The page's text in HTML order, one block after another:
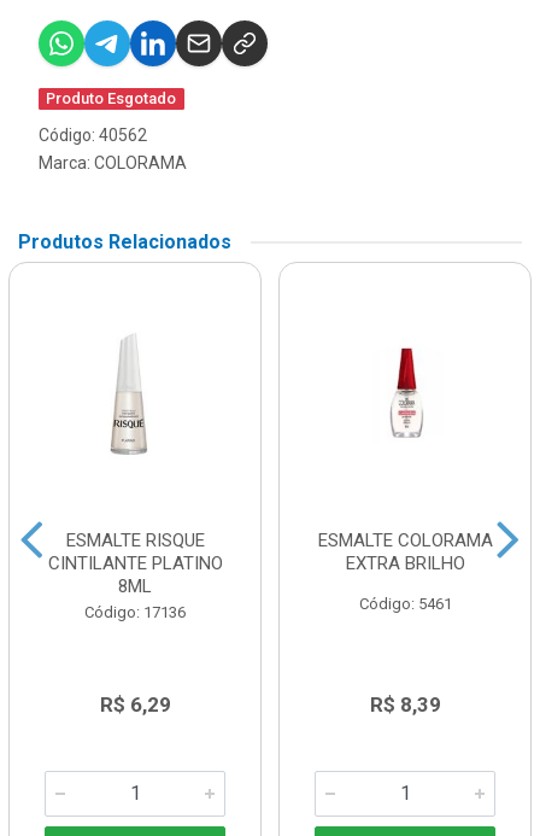
Produto Esgotado
Código: 40562
Marca: COLORAMA
Produtos Relacionados
ESMALTE RISQUE
CINTILANTE PLATINO
8ML
Código: 17136
R$ 6,29
ESMALTE COLORAMA
EXTRA BRILHO
Código: 5461
R$ 8,39